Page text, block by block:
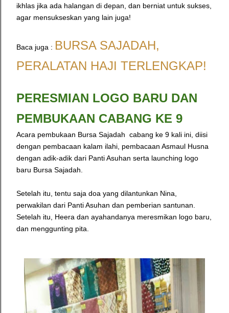
ikhlas jika ada halangan di depan, dan berniat untuk sukses,
agar mensukseskan yang lain juga!
Baca juga : BURSA SAJADAH,
PERALATAN HAJI TERLENGKAP!
PERESMIAN LOGO BARU DAN
PEMBUKAAN CABANG KE 9
Acara pembukaan Bursa Sajadah cabang ke 9 kali ini, diisi
dengan pembacaan kalam ilahi, pembacaan Asmaul Husna
dengan adik-adik dari Panti Asuhan serta launching logo
baru Bursa Sajadah.
Setelah itu, tentu saja doa yang dilantunkan Nina,
perwakilan dari Panti Asuhan dan pemberian santunan.
Setelah itu, Heera dan ayahandanya meresmikan logo baru,
dan menggunting pita.